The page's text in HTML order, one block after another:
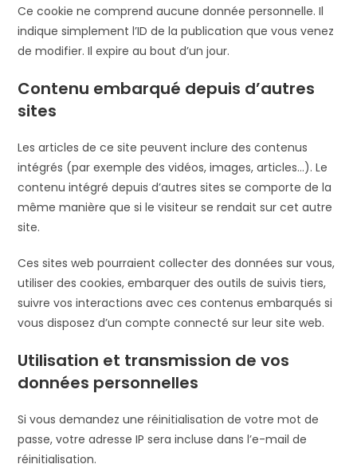
Ce cookie ne comprend aucune donnée personnelle. Il
indique simplement l’ID de la publication que vous venez
de modifier. Il expire au bout d’un jour.
Contenu embarqué depuis d’autres
sites
Les articles de ce site peuvent inclure des contenus
intégrés (par exemple des vidéos, images, articles…). Le
contenu intégré depuis d’autres sites se comporte de la
même manière que si le visiteur se rendait sur cet autre
site.
Ces sites web pourraient collecter des données sur vous,
utiliser des cookies, embarquer des outils de suivis tiers,
suivre vos interactions avec ces contenus embarqués si
vous disposez d’un compte connecté sur leur site web.
Utilisation et transmission de vos
données personnelles
Si vous demandez une réinitialisation de votre mot de
passe, votre adresse IP sera incluse dans l’e-mail de
réinitialisation.